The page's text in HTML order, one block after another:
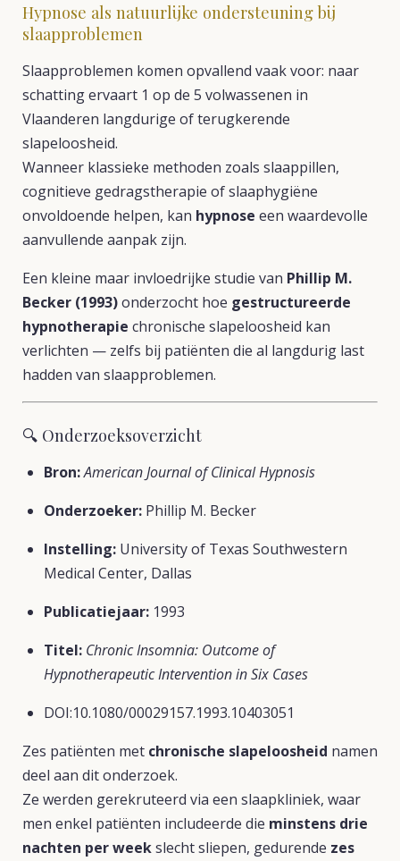
Hypnose als natuurlijke ondersteuning bij
slaapproblemen
Slaapproblemen komen opvallend vaak voor: naar
schatting ervaart 1 op de 5 volwassenen in
Vlaanderen langdurige of terugkerende
slapeloosheid.
Wanneer klassieke methoden zoals slaappillen,
cognitieve gedragstherapie of slaaphygiëne
onvoldoende helpen, kan hypnose een waardevolle
aanvullende aanpak zijn.
Een kleine maar invloedrijke studie van Phillip M.
Becker (1993)onderzocht hoe gestructureerde
hypnotherapie chronische slapeloosheid kan
verlichten — zelfs bij patiënten die al langdurig last
hadden van slaapproblemen.
🔍 Onderzoeksoverzicht
Bron:American Journal of Clinical Hypnosis
Onderzoeker: Phillip M. Becker
Instelling: University of Texas Southwestern
Medical Center, Dallas
Publicatiejaar: 1993
Titel: Chronic Insomnia: Outcome of
Hypnotherapeutic Intervention in Six Cases
DOI:10.1080/00029157.1993.10403051
Zes patiënten met chronische slapeloosheid namen
deel aan dit onderzoek.
Ze werden gerekruteerd via een slaapkliniek, waar
men enkel patiënten includeerde die minstens drie
nachten per weekslecht sliepen, gedurende zes